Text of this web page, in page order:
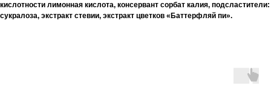
кислотности лимонная кислота, консервант сорбат калия, подсластители:
сукралоза, экстракт стевии, экстракт цветков «Баттерфляй пи».